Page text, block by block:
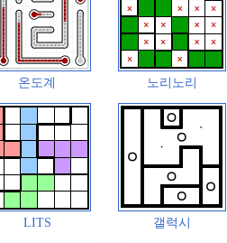
온도계 노리노리
LITS 갤럭시